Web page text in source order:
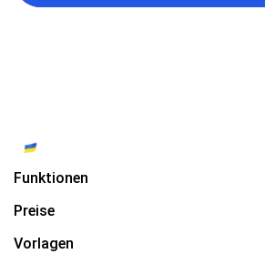
Funktionen
Preise
Vorlagen